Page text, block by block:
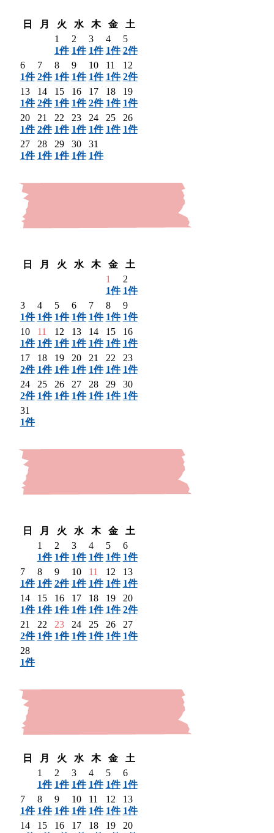
日
月 火 水 木 金
土
1
1件
2
1件
3
1件
4
1件
5
2件
6
1件
7
2件
8
1件
9
1件
10
1件
11
1件
12
2件
13
1件
14
2件
15
1件
16
1件
17
2件
18
1件
19
1件
20
1件
21
2件
22
1件
23
1件
24
1件
25
1件
26
1件
27
1件
28
1件
29
1件
30
1件
31
1件
日
月 火 水 木 金
土
1
1件
2
1件
3
1件
4
1件
5
1件
6
1件
7
1件
8
1件
9
1件
10
1件
11
1件
12
1件
13
1件
14
1件
15
1件
16
1件
17
2件
18
1件
19
1件
20
1件
21
1件
22
1件
23
1件
24
2件
25
1件
26
1件
27
1件
28
1件
29
1件
30
1件
31
1件
日
月 火 水 木 金
土
1
1件
2
1件
3
1件
4
1件
5
1件
6
1件
7
1件
8
1件
9
2件
10
1件
11
1件
12
1件
13
1件
14
1件
15
1件
16
1件
17
1件
18
1件
19
1件
20
2件
21
2件
22
1件
23
1件
24
1件
25
1件
26
1件
27
1件
28
1件
日
月 火 水 木 金
土
1
1件
2
1件
3
1件
4
1件
5
1件
6
1件
7
1件
8
1件
9
1件
10
1件
11
1件
12
1件
13
1件
14
15
16
17
18
19
20